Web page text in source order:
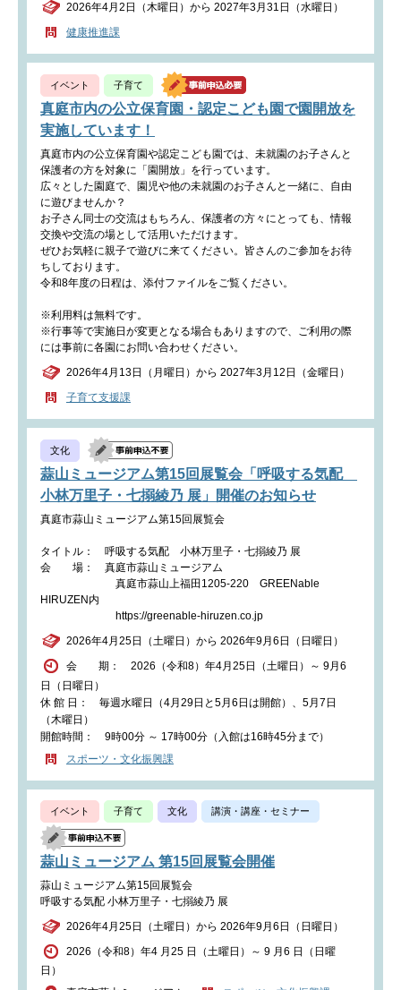
2026年4月2日（木曜日）から 2027年3月31日（水曜日）
健康推進課
イベント 子育て
真庭市内の公立保育園・認定こども園で園開放を
実施しています！
真庭市内の公立保育園や認定こども園では、未就園のお子さんと
保護者の方を対象に「園開放」を行っています。
広々とした園庭で、園児や他の未就園のお子さんと一緒に、自由
に遊びませんか？
お子さん同士の交流はもちろん、保護者の方々にとっても、情報
交換や交流の場として活用いただけます。
ぜひお気軽に親子で遊びに来てください。皆さんのご参加をお待
ちしております。
令和8年度の日程は、添付ファイルをご覧ください。
※利用料は無料です。
※行事等で実施日が変更となる場合もありますので、ご利用の際
には事前に各園にお問い合わせください。
2026年4月13日（月曜日）から 2027年3月12日（金曜日）
子育て支援課
文化
蒜山ミュージアム第15回展覧会「呼吸する気配
小林万里子・七搦綾乃 展」開催のお知らせ
真庭市蒜山ミュージアム第15回展覧会
タイトル： 呼吸する気配 小林万里子・七搦綾乃 展
会 場： 真庭市蒜山ミュージアム
真庭市蒜山上福田1205‐220 GREENable
HIRUZEN内
https://greenable-hiruzen.co.jp
2026年4月25日（土曜日）から 2026年9月6日（日曜日）
会 期： 2026（令和8）年4月25日（土曜日）～ 9月6
日（日曜日）
休 館 日： 毎週水曜日（4月29日と5月6日は開館）、5月7日
（木曜日）
開館時間： 9時00分 ～ 17時00分（入館は16時45分まで）
スポーツ・文化振興課
イベント 子育て 文化 講演・講座・セミナー
蒜山ミュージアム 第15回展覧会開催
蒜山ミュージアム第15回展覧会
呼吸する気配 小林万里子・七搦綾乃 展
2026年4月25日（土曜日）から 2026年9月6日（日曜日）
2026（令和8）年4 月25 日（土曜日）～ 9 月6 日（日曜
日）